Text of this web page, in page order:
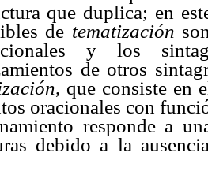
que duplica; en
de tematización
y los
de otros
, que consiste en
oracionales con
responde a
debido a la